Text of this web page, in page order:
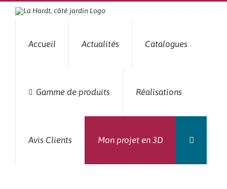
Passer
Accueil Actualités Catalogues
Gamme de produits Réalisations
Avis Clients Mon projet en 3D